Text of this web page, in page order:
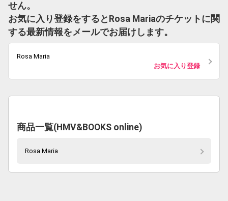
せん。
お気に入り登録をするとRosa Mariaのチケットに関
する最新情報をメールでお届けします。
Rosa Maria
お気に入り登録
商品一覧(HMV&BOOKS online)
Rosa Maria